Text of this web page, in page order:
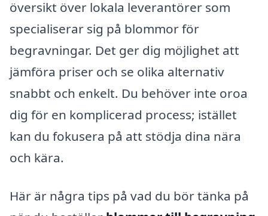
översikt över lokala leverantörer som
specialiserar sig på blommor för
begravningar. Det ger dig möjlighet att
jämföra priser och se olika alternativ
snabbt och enkelt. Du behöver inte oroa
dig för en komplicerad process; istället
kan du fokusera på att stödja dina nära
och kära.
Här är några tips på vad du bör tänka på